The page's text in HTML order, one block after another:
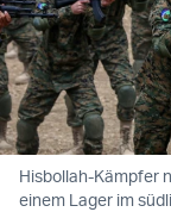
Hisbollah-Kämpfer
einem Lager im